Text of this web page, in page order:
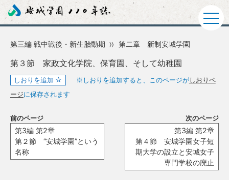
第三編 戦中戦後・新生胎動期 第二章 新制安城学園
第３節 家政文化学院、保育園、そして幼稚園
しおりを追加 ※しおりを追加すると、このページがしおりペ
ージに保存されます
前のページ
第3編 第2章
第２節 “安城学園”という
名称
次のページ
第3編 第2章
第４節 安城学園女子短
期大学の設立と安城女子
専門学校の廃止